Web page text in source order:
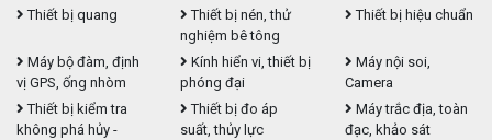
Thiết bị quang
Thiết bị nén, thử
nghiệm bê tông
Thiết bị hiệu chuẩn
Máy bộ đàm, định
vị GPS, ống nhòm
Kính hiển vi, thiết bị
phóng đại
Máy nội soi,
Camera
Thiết bị kiểm tra
không phá hủy -
Thiết bị đo áp
suất, thủy lực
Máy trắc địa, toàn
đạc, khảo sát